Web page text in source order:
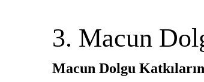
3. Macun
Macun Dolgu